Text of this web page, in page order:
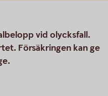
vid olycksfall.
Försäkringen kan ge